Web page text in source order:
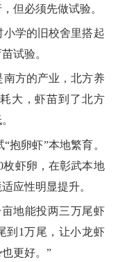
但必须先做试验。
学的旧校舍里搭起
试验。
方的产业，北方养
大，虾苗到了北方
卵虾”本地繁育。
枚虾卵，在彰武本地
应性明显提升。
地能投两三万尾虾
到1万尾，让小龙虾
更好。”